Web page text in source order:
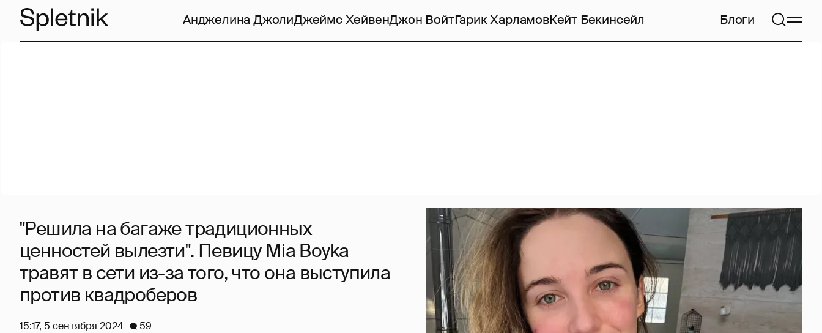
Анджелина ДжолиДжеймс ХейвенДжон ВойтГарик ХарламовКейт Бекинсейл Блоги
"Решила на багаже традиционных
ценностей вылезти". Певицу Mia Boyka
травят в сети из-за того, что она выступила
против квадроберов
15:17, 5 сентября 2024 59